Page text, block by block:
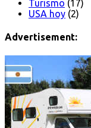
Turismo (17)
USA hoy (2)
Advertisement: